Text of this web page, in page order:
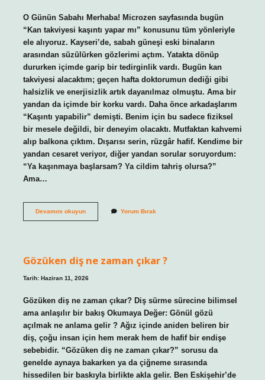
O Günün Sabahı Merhaba! Microzen sayfasında bugün
“Kan takviyesi kaşıntı yapar mı” konusunu tüm yönleriyle
ele alıyoruz. Kayseri’de, sabah güneşi eski binaların
arasından süzülürken gözlerimi açtım. Yatakta dönüp
dururken içimde garip bir tedirginlik vardı. Bugün kan
takviyesi alacaktım; geçen hafta doktorumun dediği gibi
halsizlik ve enerjisizlik artık dayanılmaz olmuştu. Ama bir
yandan da içimde bir korku vardı. Daha önce arkadaşlarım
“Kaşıntı yapabilir” demişti. Benim için bu sadece fiziksel
bir mesele değildi, bir deneyim olacaktı. Mutfaktan kahvemi
alıp balkona çıktım. Dışarısı serin, rüzgâr hafif. Kendime bir
yandan cesaret veriyor, diğer yandan sorular soruyordum:
“Ya kaşınmaya başlarsam? Ya cildim tahriş olursa?”
Ama…
Devamını okuyunKan
Yorum Bırak
Gözüken diş ne zaman çıkar ?
Tarih: Haziran 11, 2026
Gözüken diş ne zaman çıkar? Diş sürme sürecine bilimsel
ama anlaşılır bir bakış Okumaya Değer: Gönül gözü
açılmak ne anlama gelir ? Ağız içinde aniden beliren bir
diş, çoğu insan için hem merak hem de hafif bir endişe
sebebidir. “Gözüken diş ne zaman çıkar?” sorusu da
genelde aynaya bakarken ya da çiğneme sırasında
hissedilen bir baskıyla birlikte akla gelir. Ben Eskişehir’de